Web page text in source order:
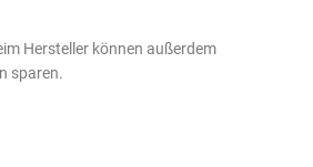
Hersteller können außerdem
sparen.